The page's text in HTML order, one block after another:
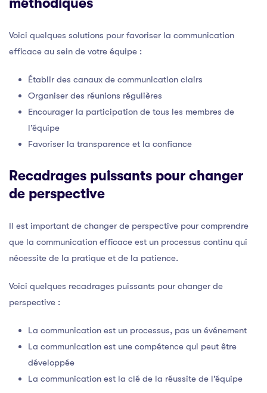
méthodiques
Voici quelques solutions pour favoriser la communication
efficace au sein de votre équipe :
Établir des canaux de communication clairs
Organiser des réunions régulières
Encourager la participation de tous les membres de
l’équipe
Favoriser la transparence et la confiance
Recadrages puissants pour changer
de perspective
Il est important de changer de perspective pour comprendre
que la communication efficace est un processus continu qui
nécessite de la pratique et de la patience.
Voici quelques recadrages puissants pour changer de
perspective :
La communication est un processus, pas un événement
La communication est une compétence qui peut être
développée
La communication est la clé de la réussite de l’équipe